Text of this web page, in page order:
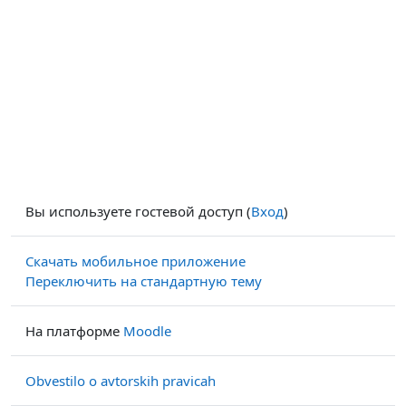
Вы используете гостевой доступ (Вход)
Скачать мобильное приложение
Переключить на стандартную тему
На платформе Moodle
Obvestilo o avtorskih pravicah